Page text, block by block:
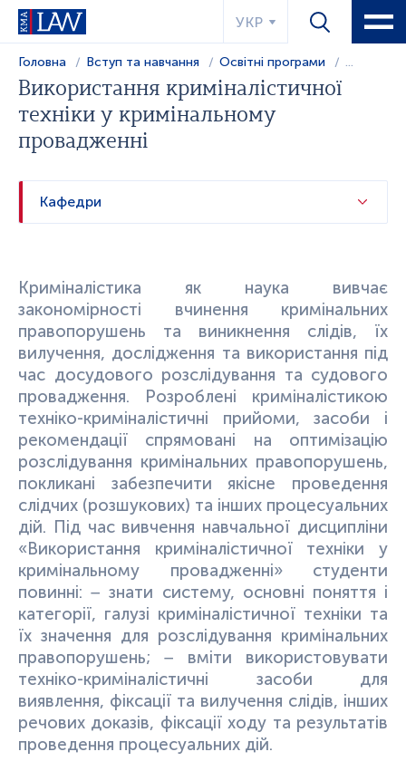
УКР
Головна Вступ та навчання Освітні програми ...
Використання криміналістичної
техніки у кримінальному
провадженні
Кафедри
Криміналістика як наука вивчає
закономірності вчинення кримінальних
правопорушень та виникнення слідів, їх
вилучення, дослідження та використання під
час досудового розслідування та судового
провадження. Розроблені криміналістикою
техніко-криміналістичні прийоми, засоби і
рекомендації спрямовані на оптимізацію
розслідування кримінальних правопорушень,
покликані забезпечити якісне проведення
слідчих (розшукових) та інших процесуальних
дій. Під час вивчення навчальної дисципліни
«Використання криміналістичної техніки у
кримінальному провадженні» студенти
повинні: − знати систему, основні поняття і
категорії, галузі криміналістичної техніки та
їх значення для розслідування кримінальних
правопорушень; − вміти використовувати
техніко-криміналістичні засоби для
виявлення, фіксації та вилучення слідів, інших
речових доказів, фіксації ходу та результатів
проведення процесуальних дій.